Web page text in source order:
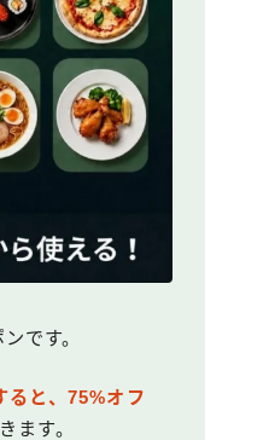
です。
ると、75%オフ
ます。